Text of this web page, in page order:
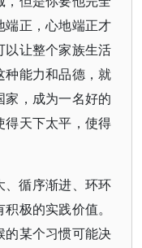
端正，心地端正才
以让整个家族生活
种能力和品德，就
，成为一名好的
得天下太平，使得
、循序渐进、环环
极的实践价值。
的某个习惯可能决